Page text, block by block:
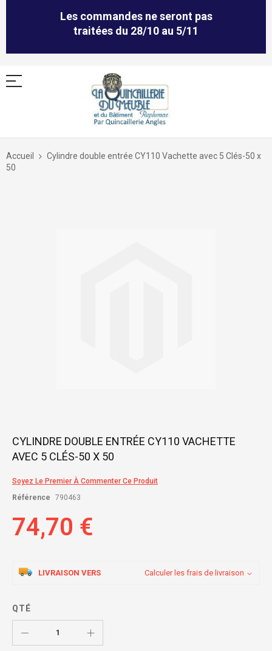
Les commandes ne seront pas
traitées du 28/10 au 5/11
Allez
contenu
Accueil
Cylindre double entrée CY110 Vachette avec 5 Clés-50 x
50
Skip
the
of
images
CYLINDRE DOUBLE ENTRÉE CY110 VACHETTE
AVEC 5 CLÉS-50 X 50
Soyez Le Premier À Commenter Ce Produit
Référence
790463
74,70 €
LIVRAISON VERS Calculer les frais de livraison
QTÉ